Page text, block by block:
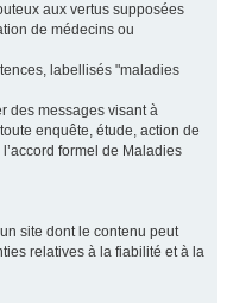
aux vertus supposées
de médecins ou
labellisés "maladies
des messages visant à
enquête, étude, action de
formel de Maladies
site dont le contenu peut
relatives à la fiabilité et à la